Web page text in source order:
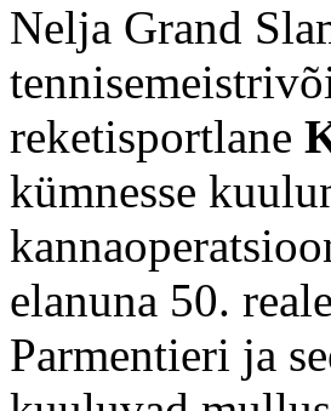
Nelja Grand
reketisportlane
kümnesse
elanuna 50.
Parmentieri ja